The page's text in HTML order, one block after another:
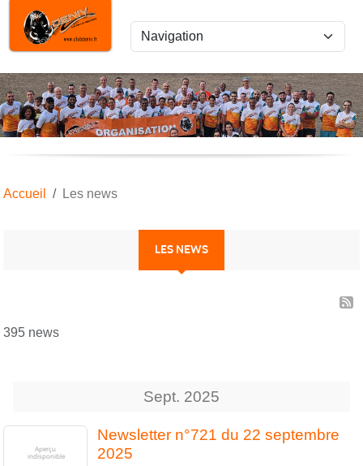
Accueil Les news
LES NEWS
395 news
Sept. 2025
Newsletter n°721 du 22 septembre
2025
Panneau de gestion des cookies